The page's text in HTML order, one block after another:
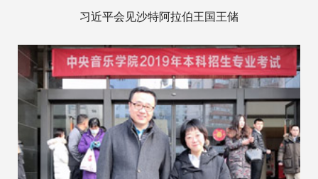
习近平会见沙特阿拉伯王国王储